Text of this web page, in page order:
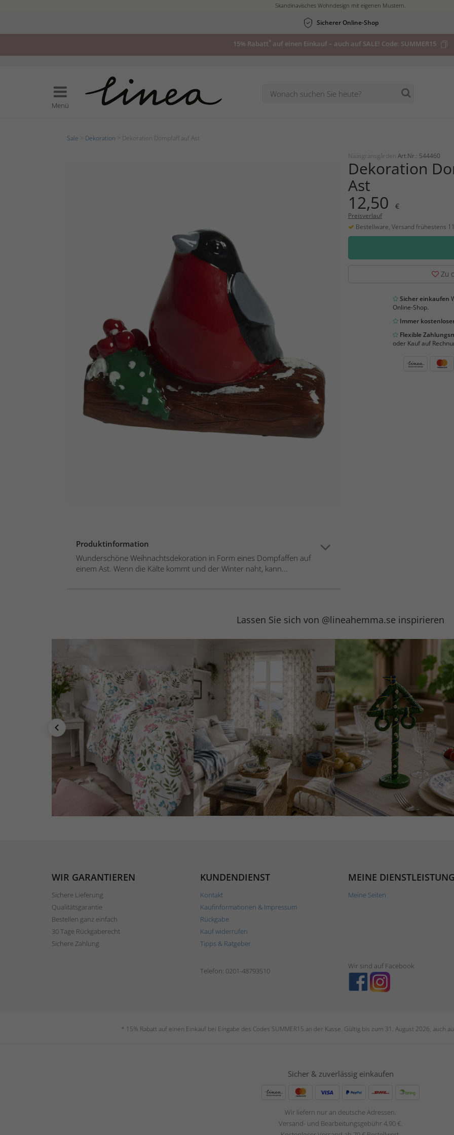
Skandinavisches Wohndesign mit eigenen Mustern.
Sicherer Online-Shop
15% Rabatt* auf einen Einkauf – auch auf SALE! Code: SUMMER15
Menü
Sale Dekoration > Dekoration Dompfaff auf Ast
Produktinformation
Wunderschöne Weihnachtsdekoration in Form eines Dompfaffen auf
einem Ast. Wenn die Kälte kommt und der Winter naht, kann...
Nääsgränsgården Art.Nr.: 544460
Dekoration
Ast
12,50 €
Preisverlauf
Bestellware, Versand frühestens
Zu
Sicher einkaufen
Online-Shop.
Immer
Flexible
oder Kauf auf
Lassen Sie sich von @lineahemma.se inspirieren
WIR GARANTIEREN
Sichere Lieferung
Qualitätsgarantie
Bestellen ganz einfach
30 Tage Rückgaberecht
Sichere Zahlung
KUNDENDIENST
Kontakt
Kaufinformationen & Impressum
Rückgabe
Kauf widerrufen
Tipps & Ratgeber
MEINE
Meine Seiten
Telefon: 0201-48793510
Wir sind auf Facebook
* 15% Rabatt auf einen Einkauf bei Eingabe des Codes SUMMER15 an der Kasse. Gültig bis zum 31. August 2026, auch
Sicher & zuverlässig einkaufen
Wir liefern nur an deutsche Adressen.
Versand- und Bearbeitungsgebühr 4,90 €.